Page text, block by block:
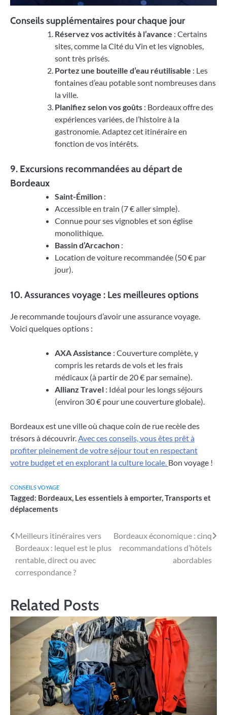
Conseils supplémentaires pour chaque jour
Réservez vos activités à l’avance : Certains
sites, comme la Cité du Vin et les vignobles,
sont très prisés.
Portez une bouteille d’eau réutilisable : Les
fontaines d’eau potable sont nombreuses dans
la ville.
Planifiez selon vos goûts : Bordeaux offre des
expériences variées, de l’histoire à la
gastronomie. Adaptez cet itinéraire en
fonction de vos intérêts.
9. Excursions recommandées au départ de
Bordeaux
Saint-Émilion :
Accessible en train (7 € aller simple).
Connue pour ses vignobles et son église
monolithique.
Bassin d’Arcachon :
Location de voiture recommandée (50 € par
jour).
10. Assurances voyage : Les meilleures options
Je recommande toujours d’avoir une assurance voyage.
Voici quelques options :
AXA Assistance : Couverture complète, y
compris les retards de vols et les frais
médicaux (à partir de 20 € par semaine).
Allianz Travel : Idéal pour les longs séjours
(environ 30 € pour une couverture globale).
Bordeaux est une ville où chaque coin de rue recèle des
trésors à découvrir.Avec ces conseils, vous êtes prêt à
profiter pleinement de votre séjour tout en respectant
votre budget et en explorant la culture locale. Bon voyage !
CONSEILS VOYAGE
Tagged: Bordeaux, Les essentiels à emporter,Transports et
déplacements
Navigation
de
l’article
Meilleurs itinéraires vers
Bordeaux : lequel est le plus
rentable, direct ou avec
correspondance ?
Bordeaux économique : cinq
recommandations d’hôtels
abordables
Related Posts